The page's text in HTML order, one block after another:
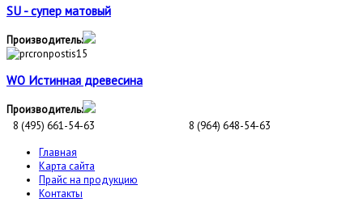
SU - супер матовый
Производитель:
WO Истинная древесина
Производитель:
8 (495) 661-54-63
8 (964) 648-54-63
Главная
Карта сайта
Прайс на продукцию
Контакты